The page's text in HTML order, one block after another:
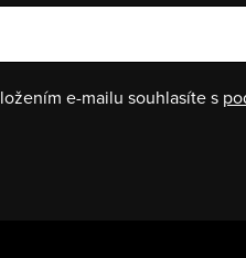
e-mailu souhlasíte s